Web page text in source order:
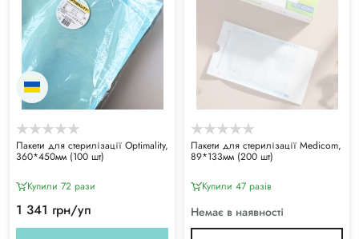
Пакети для стерилізації Optimality,
360*450мм (100 шт)
Купили 72 рази
1 341 грн/уп
Пакети для стерилізації Medicom,
89*133мм (200 шт)
Купили 47 разiв
Немає в наявності